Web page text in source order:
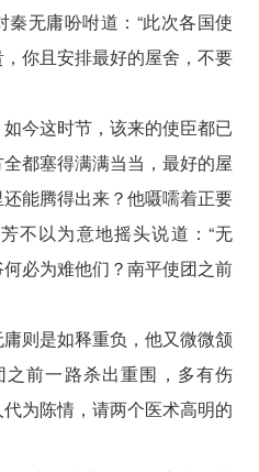
无庸吩咐道：“此次各国使
你且安排最好的屋舍，不要
今这时节，该来的使臣都已
都塞得满满当当，最好的屋
能腾得出来？他嗫嚅着正要
不以为意地摇头说道：“无
必为难他们？南平使团之前
则是如释重负，他又微微颔
前一路杀出重围，多有伤
为陈情，请两个医术高明的